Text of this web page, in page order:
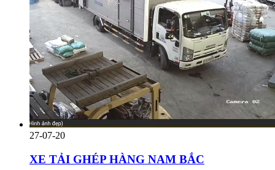
27-07-20
XE TẢI GHÉP HÀNG NAM BẮC